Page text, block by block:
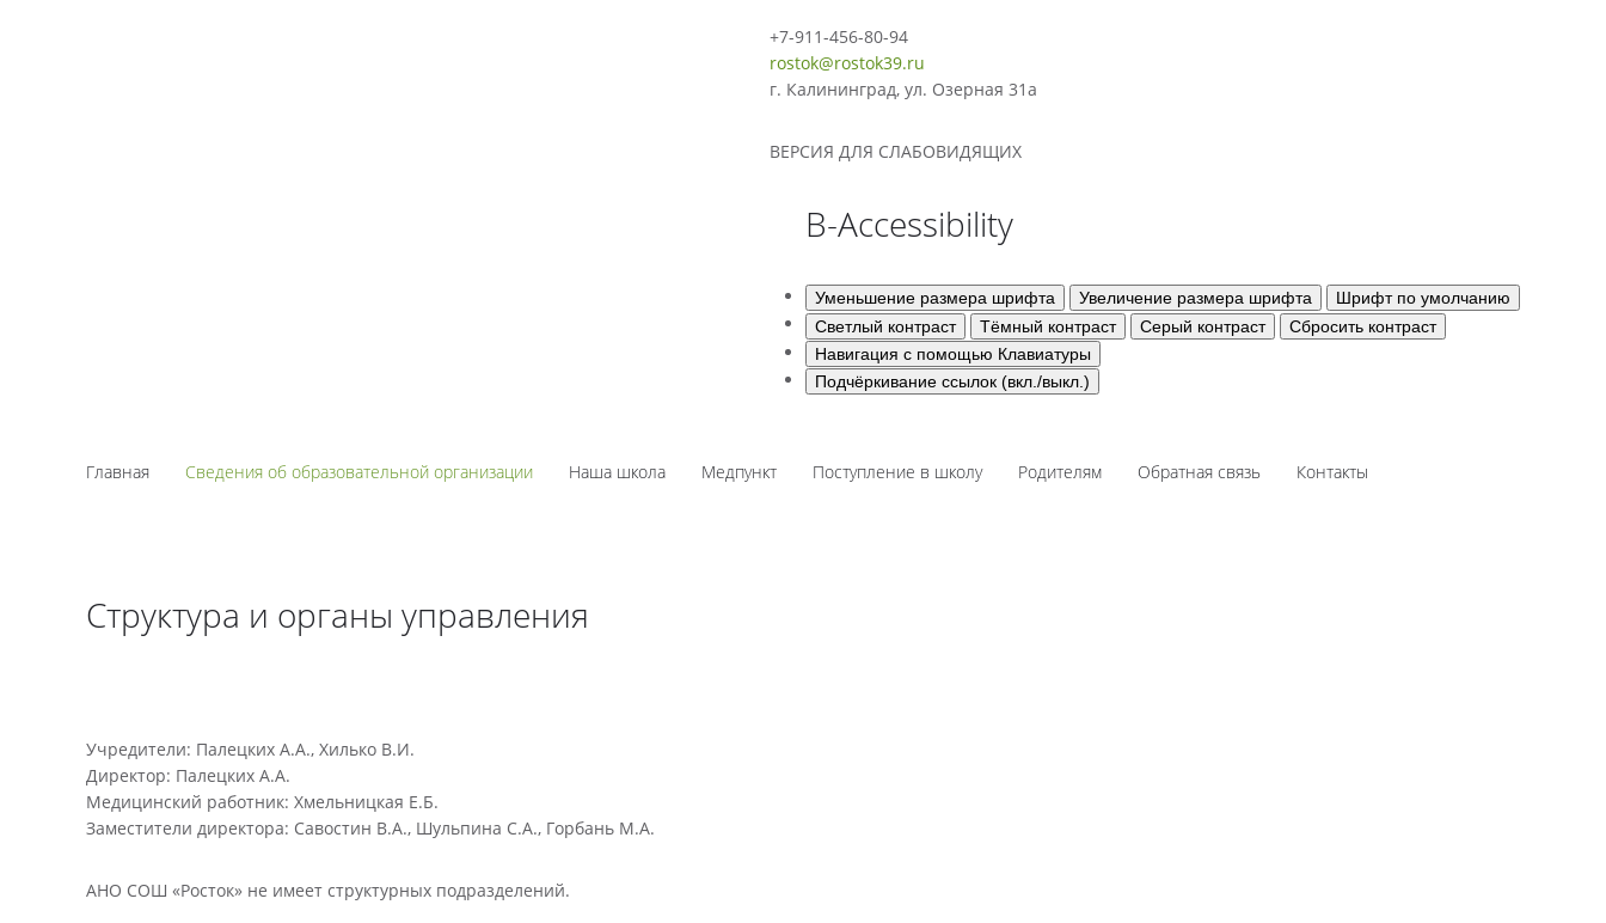
+7-911-456-80-94
rostok@rostok39.ru
г. Калининград, ул. Озерная 31а
ВЕРСИЯ ДЛЯ СЛАБОВИДЯЩИХ
B-Accessibility
Уменьшение размера шрифта Увеличение размера шрифта
Шрифт по умолчанию
Светлый контраст
Тёмный контраст Серый контраст
Сбросить контраст
Навигация с помощью Клавиатуры
Подчёркивание ссылок (вкл./выкл.)
Главная Сведения об образовательной организации Наша школа Медпункт Поступление в школу Родителям Обратная связь Контакты
Структура и органы управления
Учредители: Палецких А.А., Хилько В.И.
Директор: Палецких А.А.
Медицинский работник: Хмельницкая Е.Б.
Заместители директора: Савостин В.А., Шульпина С.А., Горбань М.А.
АНО СОШ «Росток» не имеет структурных подразделений.